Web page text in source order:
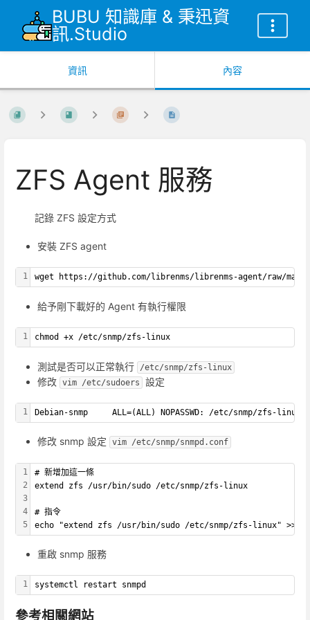
BUBU 知識庫 & 秉迅資
訊.Studio
資訊 內容
ZFS Agent 服務
記錄 ZFS 設定方式
安裝 ZFS agent
1 wget https://github.com/librenms/librenms-agent/raw/
給予剛下載好的 Agent 有執行權限
1 chmod +x /etc/snmp/zfs-linux
測試是否可以正常執行 /etc/snmp/zfs-linux
修改 vim /etc/sudoers 設定
1 Debian-snmp     ALL=(ALL) NOPASSWD: /etc/snmp/zfs-linux
修改 snmp 設定 vim /etc/snmp/snmpd.conf
1
2
3
4
5
# 新增加這一條
extend zfs /usr/bin/sudo /etc/snmp/zfs-linux
# 指令
echo "extend zfs /usr/bin/sudo /etc/snmp/zfs-linux" >> /
重啟 snmp 服務
1 systemctl restart snmpd
參考相關網站